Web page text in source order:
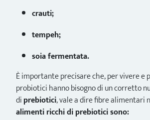
crauti;
tempeh;
soia fermentata.
È importante precisare che, per vivere e
probiotici hanno bisogno di un corretto
diprebiotici, vale a dire fibre alimentari
alimenti ricchi di prebiotici sono: